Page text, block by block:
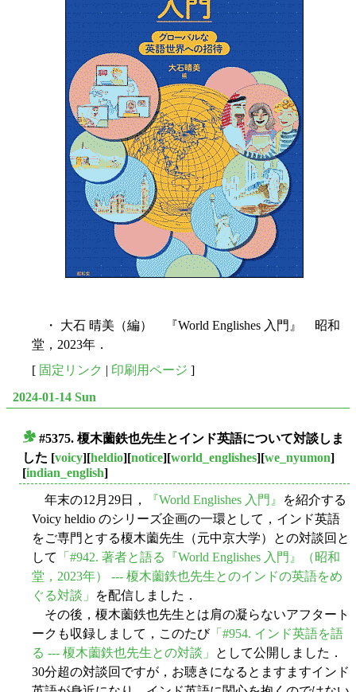
・ 大石 晴美（編） 『World Englishes 入門』 昭和
堂，2023年．
[ 固定リンク | 印刷用ページ ]
2024-01-14 Sun
#5375. 榎木薗鉄也先生とインド英語について対談しま
した [voicy][heldio][notice][world_englishes][we_nyumon]
[indian_english]
年末の12月29日，
『World Englishes 入門』
を紹介する
Voicy heldio のシリーズ企画の一環として，インド英語
をご専門とする榎木薗先生（元中京大学）との対談回と
して
「#942. 著者と語る『World Englishes 入門』（昭和
堂，2023年） --- 榎木薗鉄也先生とのインドの英語をめ
ぐる対談」
を配信しました．
その後，榎木薗鉄也先生とは肩の凝らないアフタート
ークも収録しまして，このたび「#954. インド英語を語
る --- 榎木薗鉄也先生との対談」
として公開しました．
30分超の対談回ですが，お聴きになるとますますインド